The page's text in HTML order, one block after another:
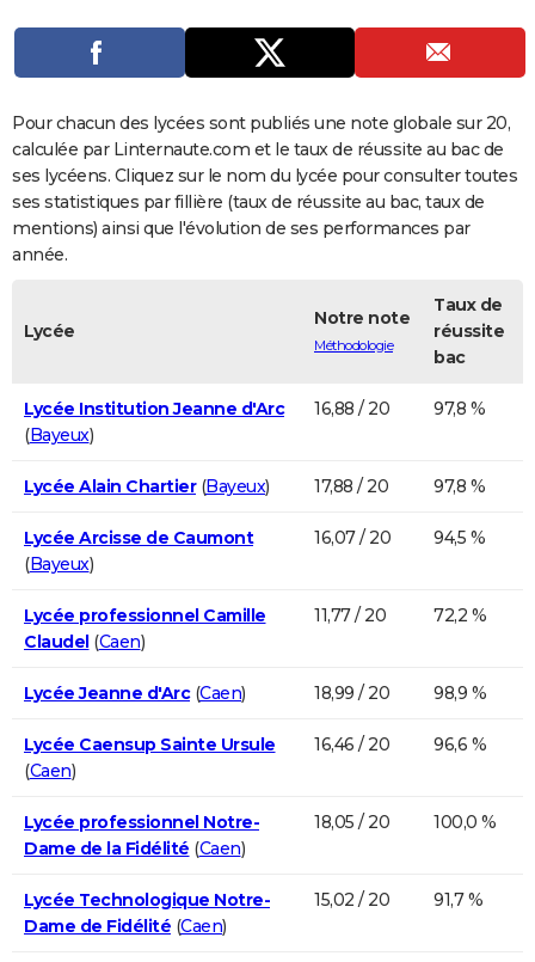
Dictionnaire
Biographies
Citations
Expressions
Proverbes
PROGRAMME TV
S'inscrire
Se connecter
Lycées
Collèges
Primaires
Universités
Entreprises
Service militaire
Avis de recherche
AVIS DE DÉCÈS
FORUM
Bricolage
Lifestyle
Culture
Sport
Auto
Television
Voyage
Cinema
Pour chacun des lycées sont publiés une note globale sur 20,
calculée par Linternaute.com et le taux de réussite au bac de
ses lycéens. Cliquez sur le nom du lycée pour consulter toutes
ses statistiques par fillière (taux de réussite au bac, taux de
mentions) ainsi que l'évolution de ses performances par
année.
Lycée
Notre note
Méthodologie
Taux de
réussite
bac
Lycée Institution Jeanne d'Arc
(Bayeux)
16,88 / 20 97,8 %
Lycée Alain Chartier(Bayeux) 17,88 / 20 97,8 %
Lycée Arcisse de Caumont
(Bayeux)
16,07 / 20 94,5 %
Lycée professionnel Camille
Claudel(Caen)
11,77 / 20 72,2 %
Lycée Jeanne d'Arc(Caen) 18,99 / 20 98,9 %
Lycée Caensup Sainte Ursule
(Caen)
16,46 / 20 96,6 %
Lycée professionnel Notre-
Dame de la Fidélité (Caen)
18,05 / 20 100,0 %
Lycée Technologique Notre-
Dame de Fidélité (Caen)
15,02 / 20 91,7 %